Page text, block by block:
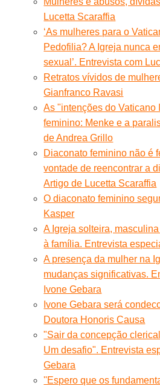
Lucetta Scaraffia
‘As mulheres para o
Pedofilia? A Igreja nunca
sexual’. Entrevista com
Retratos vívidos de
Gianfranco Ravasi
As "intenções do Vaticano
feminino: Menke e a
de Andrea Grillo
Diaconato feminino não é
vontade de reencontrar a
Artigo de Lucetta Scaraffia
O diaconato feminino
Kasper
A Igreja solteira,
à família. Entrevista
A presença da mulher na
mudanças significativas.
Ivone Gebara
Ivone Gebara será
Doutora Honoris Causa
"Sair da concepção
Um desafio". Entrevista
Gebara
''Espero que os